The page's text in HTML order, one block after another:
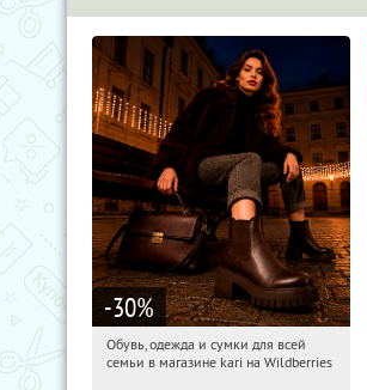
-30%
13:17:48 Получили:
Обувь, одежда и сумки для всей
семьи в магазине kari на Wildberries